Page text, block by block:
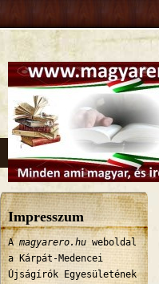
Impresszum
A magyarero.hu weboldal
a Kárpát-Medencei
Újságírók Egyesületének